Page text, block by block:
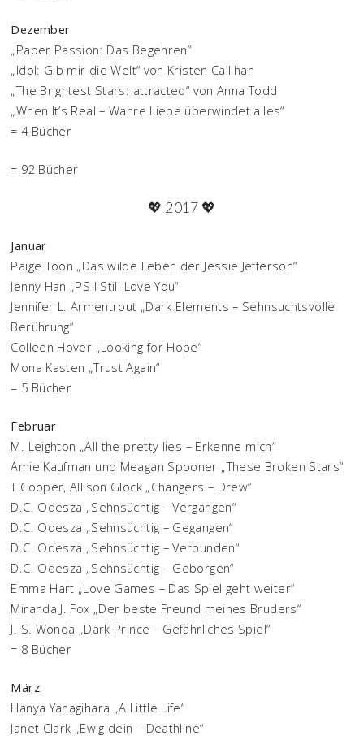
Dezember
„Paper Passion: Das Begehren“
„Idol: Gib mir die Welt“ von Kristen Callihan
„The Brightest Stars: attracted“ von Anna Todd
„When It’s Real – Wahre Liebe überwindet alles“
= 4 Bücher
= 92 Bücher
💖 2017 💖
Januar
Paige Toon „Das wilde Leben der Jessie Jefferson“
Jenny Han „PS I Still Love You“
Jennifer L. Armentrout „Dark Elements – Sehnsuchtsvolle
Berührung“
Colleen Hover „Looking for Hope“
Mona Kasten „Trust Again“
= 5 Bücher
Februar
M. Leighton „All the pretty lies – Erkenne mich“
Amie Kaufman und Meagan Spooner „These Broken Stars“
T Cooper, Allison Glock „Changers – Drew“
D.C. Odesza „Sehnsüchtig – Vergangen“
D.C. Odesza „Sehnsüchtig – Gegangen“
D.C. Odesza „Sehnsüchtig – Verbunden“
D.C. Odesza „Sehnsüchtig – Geborgen“
Emma Hart „Love Games – Das Spiel geht weiter“
Miranda J. Fox „Der beste Freund meines Bruders“
J. S. Wonda „Dark Prince – Gefährliches Spiel“
= 8 Bücher
März
Hanya Yanagihara „A Little Life“
Janet Clark „Ewig dein – Deathline“